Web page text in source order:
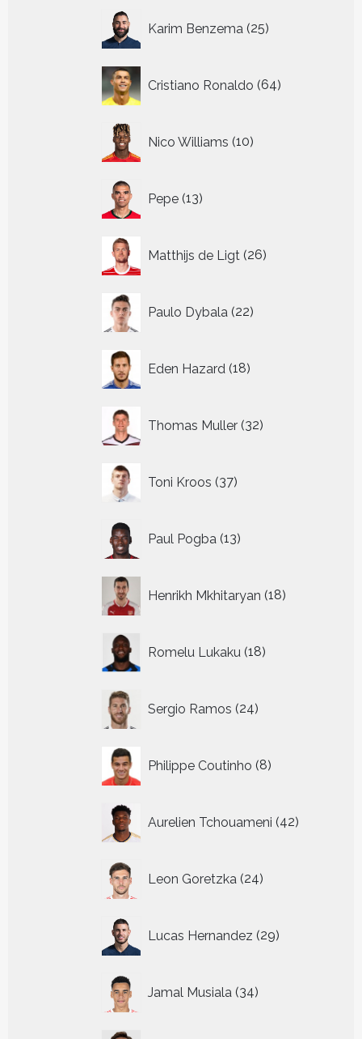
Karim Benzema 25
producten
Cristiano Ronaldo 64
producten
Nico Williams 10
producten
Pepe 13
producten
Matthijs de Ligt 26
producten
Paulo Dybala 22
producten
Eden Hazard 18
producten
Thomas Muller 32
producten
Toni Kroos 37
producten
Paul Pogba 13
producten
Henrikh Mkhitaryan 18
producten
Romelu Lukaku 18
producten
Sergio Ramos 24
producten
Philippe Coutinho 8
producten
Aurelien Tchouameni 42
producten
Leon Goretzka 24
producten
Lucas Hernandez 29
producten
Jamal Musiala 34
producten